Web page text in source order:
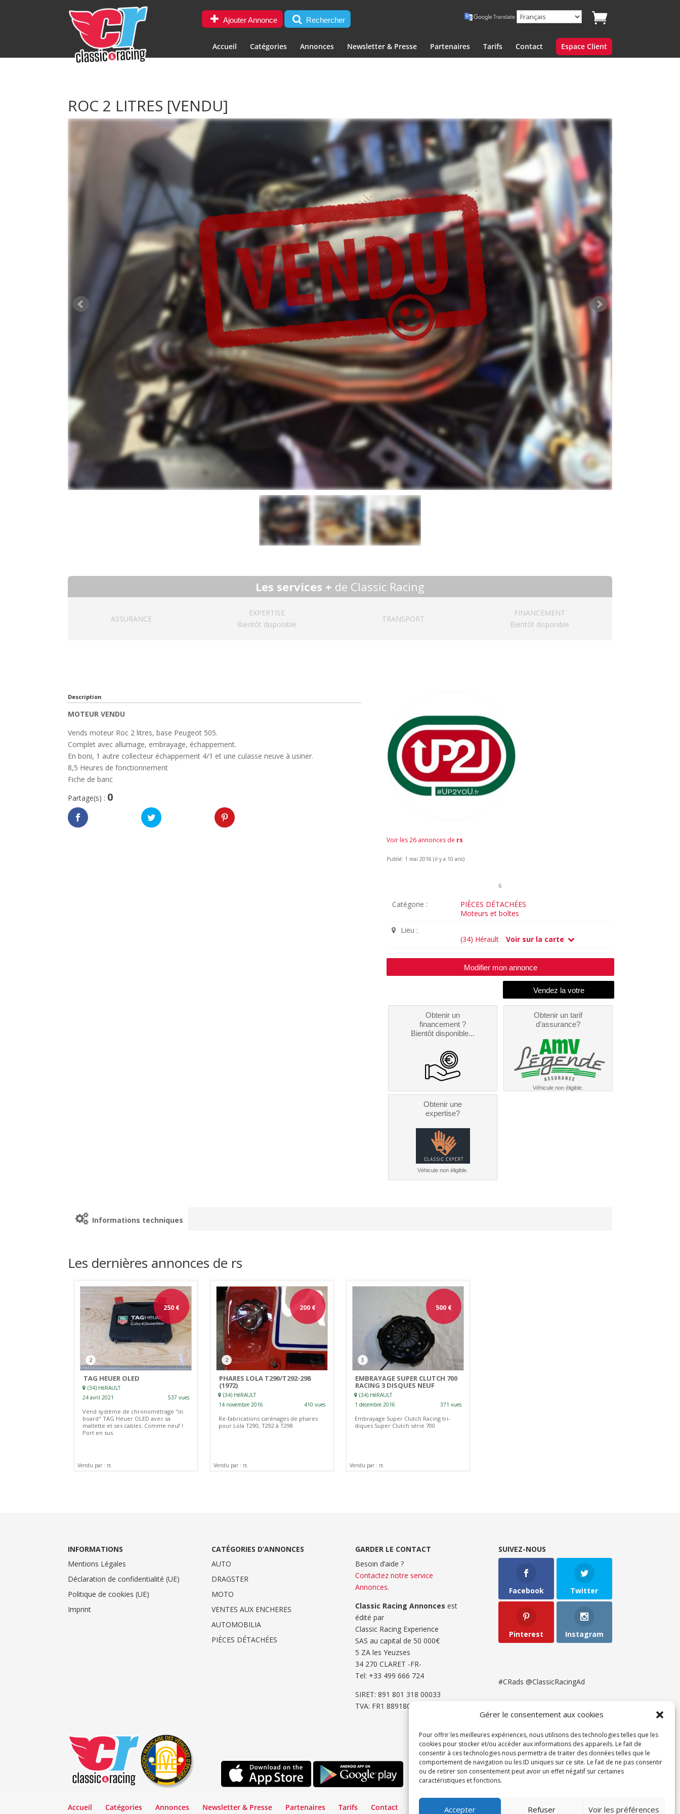
Gérer le consentement aux cookies
Pour offrir les meilleures expériences, nous utilisons des technologies telles que les
cookies pour stocker et/ou accéder aux informations des appareils. Le fait de
consentir à ces technologies nous permettra de traiter des données telles que le
comportement de navigation ou les ID uniques sur ce site. Le fait de ne pas consentir
ou de retirer son consentement peut avoir un effet négatif sur certaines
caractéristiques et fonctions.
Accepter Refuser Voir les préférences
Ajouter Annonce Rechercher
Accueil Catégories Annonces Newsletter & Presse Partenaires Tarifs Contact Espace Client
ROC 2 LITRES [VENDU]
Les services + de Classic Racing
ASSURANCE
EXPERTISE
Bientôt disponible
TRANSPORT
FINANCEMENT
Bientôt disponible
Description
MOTEUR VENDU
Vends moteur Roc 2 litres, base Peugeot 505.
Complet avec allumage, embrayage, échappement.
En boni, 1 autre collecteur échappement 4/1 et une culasse neuve à usiner.
8,5 Heures de fonctionnement
Fiche de banc
Partage(s) : 0
Voir les 26 annonces de rs
Publié: 1 mai 2016 (il y a 10 ans)
6
Catégorie :
PIÈCES DÉTACHÉES
Moteurs et boîtes
Lieu :
(34) Hérault
Voir sur la carte
Modifier mon annonce
Obtenir un
financement ?
Bientôt disponible...
Obtenir un tarif
d’assurance?
Véhicule non éligible.
Obtenir une
expertise?
Véhicule non éligible.
Informations techniques
Les dernières annonces de rs
250 €
2
TAG HEUER OLED
(34) HéRAULT
24 avril 2021
537 vues
Vend système de chronométrage "in
board" TAG Heuer OLED avec sa
mallette et ses cables. Comme neuf !
Port en sus.
Vendu par : rs
200 €
2
PHARES LOLA T290/T292-298
(1972)
(34) HéRAULT
14 novembre 2016
410 vues
Re-fabrications carénages de phares
pour Lola T290, T292 à T298
Vendu par : rs
500 €
3
EMBRAYAGE SUPER CLUTCH 700
RACING 3 DISQUES NEUF
(34) HéRAULT
1 décembre 2016
371 vues
Embrayage Super Clutch Racing tri-
diques Super Clutch série 700
Vendu par : rs
INFORMATIONS
Mentions Légales
Déclaration de confidentialité (UE)
Politique de cookies (UE)
Imprint
CATÉGORIES D’ANNONCES
AUTO
DRAGSTER
MOTO
VENTES AUX ENCHERES
AUTOMOBILIA
PIÈCES DÉTACHÉES
GARDER LE CONTACT
Besoin d’aide ?
Contactez notre service
Annonces.
Classic Racing Annonces est
édité par
Classic Racing Experience
SAS au capital de 50 000€
5 ZA les Yeuzses
34 270 CLARET -FR-
Tel: ‭+33 499 666 724‬
SIRET: 891 801 318 00033
TVA: FR1 8891801318
SUIVEZ-NOUS
Facebook Twitter
Pinterest Instagram
#CRads @ClassicRacingAd
Accueil Catégories Annonces Newsletter & Presse Partenaires Tarifs Contact Espace Client